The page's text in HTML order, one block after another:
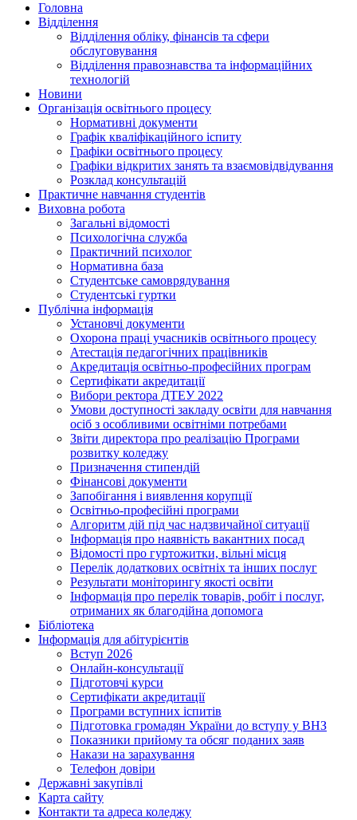
Головна
Відділення
Відділення обліку, фінансів та сфери
обслуговування
Відділення правознавства та інформаційних
технологій
Новини
Організація освітнього процесу
Нормативні документи
Графік кваліфікаційного іспиту
Графіки освітнього процесу
Графіки відкритих занять та взаємовідвідування
Розклад консультацій
Практичне навчання студентів
Виховна робота
Загальні відомості
Психологічна служба
Практичний психолог
Нормативна база
Студентське самоврядування
Студентські гуртки
Публічна інформація
Установчі документи
Охорона праці учасників освітнього процесу
Атестація педагогічних працівників
Акредитація освітньо-професійних програм
Сертифікати акредитації
Вибори ректора ДТЕУ 2022
Умови доступності закладу освіти для навчання
осіб з особливими освітніми потребами
Звіти директора про реалізацію Програми
розвитку коледжу
Призначення стипендій
Фінансові документи
Запобігання і виявлення корупції
Освітньо-професійні програми
Алгоритм дій під час надзвичайної ситуації
Інформація про наявність вакантних посад
Відомості про гуртожитки, вільні місця
Перелік додаткових освітніх та інших послуг
Результати моніторингу якості освіти
Інформація про перелік товарів, робіт і послуг,
отриманих як благодійна допомога
Бібліотека
Інформація для абітурієнтів
Вступ 2026
Онлайн-консультації
Підготовчі курси
Сертифікати акредитації
Програми вступних іспитів
Підготовка громадян України до вступу у ВНЗ
Показники прийому та обсяг поданих заяв
Накази на зарахування
Телефон довіри
Державні закупівлі
Карта сайту
Контакти та адреса коледжу